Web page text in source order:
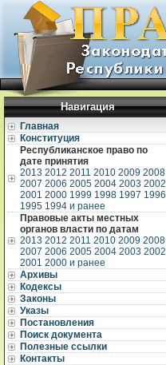
Навигация
Главная
Конституция
Республиканское право по
дате принятия
2013 2012 2011 2010 2009 2008
2007 2006 2005 2004 2003 2002
2001 2000 1999 1998 1997 1996
1995 1994 и ранее
Правовые акты местных
органов власти по датам
2013 2012 2011 2010 2009 2008
2007 2006 2005 2004 2003 2002
2001 2000 и ранее
Архивы
Кодексы
Законы
Указы
Постановления
Поиск документа
Полезные ссылки
Контакты